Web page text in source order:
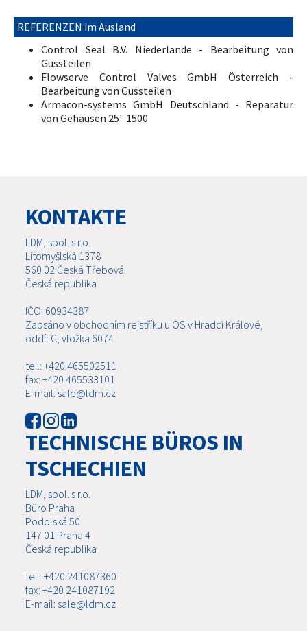
REFERENZEN im Ausland
Control Seal B.V. Niederlande - Bearbeitung von
Gussteilen
Flowserve Control Valves GmbH Österreich -
Bearbeitung von Gussteilen
Armacon-systems GmbH Deutschland - Reparatur
von Gehäusen 25" 1500
KONTAKTE
LDM, spol. s r.o.
Litomyšlská 1378
560 02 Česká Třebová
Česká republika
IČO: 60934387
Zapsáno v obchodním rejstříku u OS v Hradci Králové,
oddíl C, vložka 6074
tel.: +420 465502511
fax: +420 465533101
E-mail: sale@ldm.cz
TECHNISCHE BÜROS IN
TSCHECHIEN
LDM, spol. s r.o.
Büro Praha
Podolská 50
147 01 Praha 4
Česká republika
tel.: +420 241087360
fax: +420 241087192
E-mail: sale@ldm.cz